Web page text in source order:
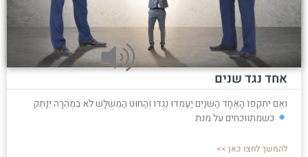
אחד נגד שנים
וְאִם יִתְקְפוֹ הָאֶחָד הַשְּׁנַיִם יַעַמְדוּ נֶגְדּוֹ וְהַחוּט הַמְשֻׁלָּשׁ לֹא בִמְהֵרָה יִנָּתֵק
כשמתווכחים על מנת
להמשך לחצו כאן >>